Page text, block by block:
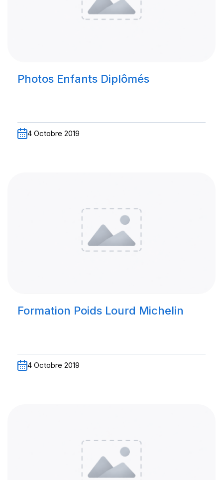
Photos Enfants Diplômés
4 Octobre 2019
Formation Poids Lourd Michelin
4 Octobre 2019